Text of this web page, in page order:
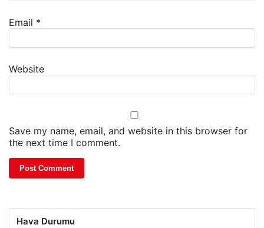
Email *
Website
Save my name, email, and website in this browser for
the next time I comment.
Hava Durumu